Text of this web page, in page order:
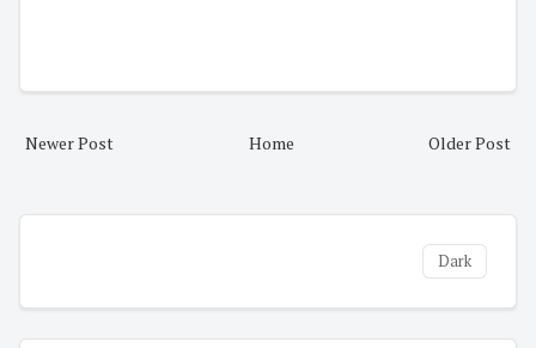
Newer Post Older Post
Home
Dark